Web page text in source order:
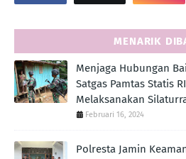
MENARIK
Menjaga Hubungan
Satgas Pamtas Statis
Melaksanakan
Februari 16, 2024
Polresta Jamin